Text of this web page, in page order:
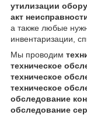
утилизации
акт
а также любые
инвентаризации,
Мы проводим
техническое
техническое
техническое
обследование
обследование